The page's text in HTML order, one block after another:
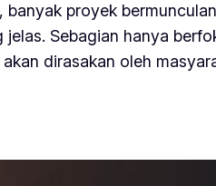
proyek
Sebagian hanya
dirasakan oleh